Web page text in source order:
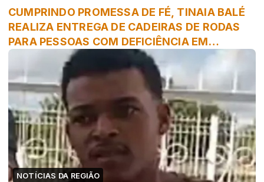
CUMPRINDO PROMESSA DE FÉ, TINAIA BALÉ
REALIZA ENTREGA DE CADEIRAS DE RODAS
PARA PESSOAS COM DEFICIÊNCIA EM
TRIZIDELA ...
NOTÍCIAS DA REGIÃO